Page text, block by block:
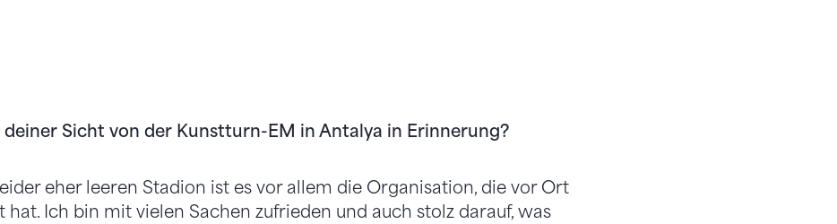
deiner Sicht von der Kunstturn-EM in Antalya in Erinnerung?
eher leeren Stadion ist es vor allem die Organisation, die vor Ort
Ich bin mit vielen Sachen zufrieden und auch stolz darauf, was